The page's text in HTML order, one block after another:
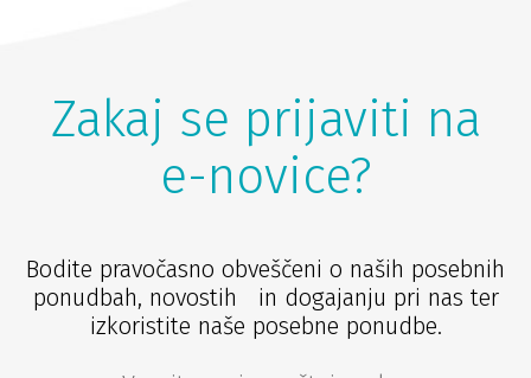
Zakaj se prijaviti na
e-novice?
Bodite pravočasno obveščeni o naših posebnih
ponudbah, novostih in dogajanju pri nas ter
izkoristite naše posebne ponudbe.